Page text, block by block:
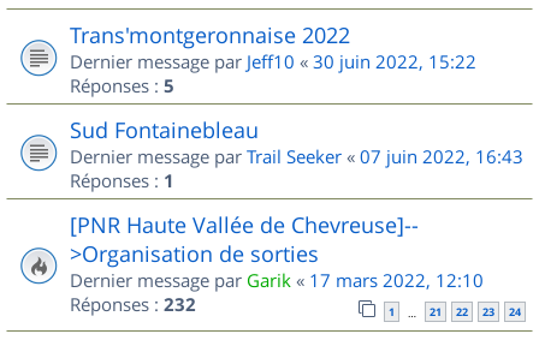
Trans'montgeronnaise 2022
Dernier message par Jeff10 « 30 juin 2022, 15:22
Réponses : 5
Sud Fontainebleau
Dernier message par Trail Seeker « 07 juin 2022, 16:43
Réponses : 1
[PNR Haute Vallée de Chevreuse]--
>Organisation de sorties
Dernier message par Garik « 17 mars 2022, 12:10
Réponses : 232 1 … 21 22 23 24